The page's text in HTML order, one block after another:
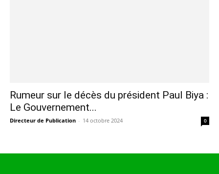
Rumeur sur le décès du président Paul Biya :
Le Gouvernement...
Directeur de Publication - 14 octobre 2024 0